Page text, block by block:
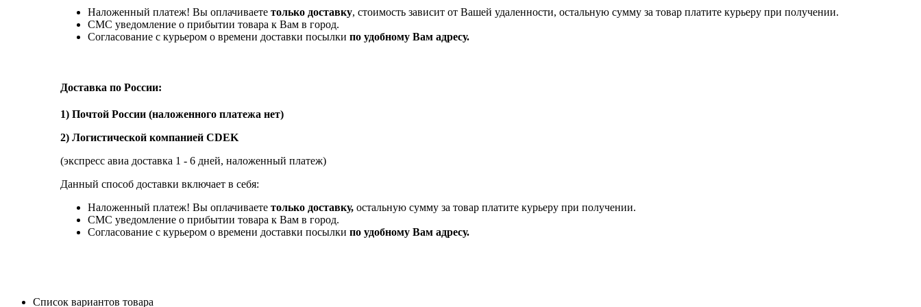
Наложенный платеж! Вы оплачиваете только доставку, стоимость зависит от Вашей удаленности, остальную сумму за товар платите курьеру при получении.
СМС уведомление о прибытии товара к Вам в город.
Согласование с курьером о времени доставки посылки по удобному Вам адресу.
Доставка по России:
1) Почтой России (наложенного платежа нет)
2) Логистической компанией CDEK
(экспресс авиа доставка 1 - 6 дней, наложенный платеж)
Данный способ доставки включает в себя:
Наложенный платеж! Вы оплачиваете только доставку, остальную сумму за товар платите курьеру при получении.
СМС уведомление о прибытии товара к Вам в город.
Согласование с курьером о времени доставки посылки по удобному Вам адресу.
Список вариантов товара